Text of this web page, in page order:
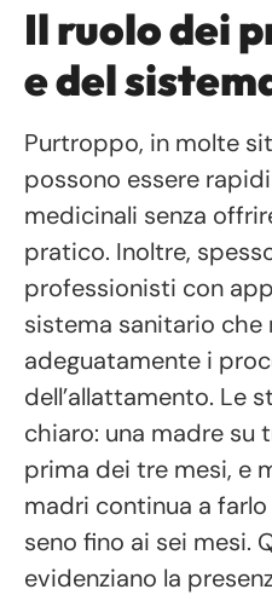
Il ruolo dei
e del
Purtroppo, in molte
possono essere
medicinali senza
pratico. Inoltre,
professionisti con
sistema sanitario
adeguatamente i
dell’allattamento. Le
chiaro: una madre
prima dei tre mesi, e
madri continua a
seno fino ai sei mesi.
evidenziano la